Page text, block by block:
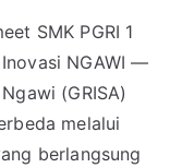
SMK PGRI 1
NGAWI —
(GRISA)
melalui
berlangsung